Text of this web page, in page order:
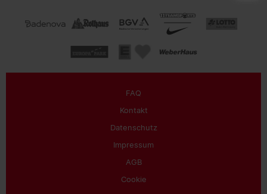
FAQ
Kontakt
Datenschutz
Impressum
AGB
Cookie